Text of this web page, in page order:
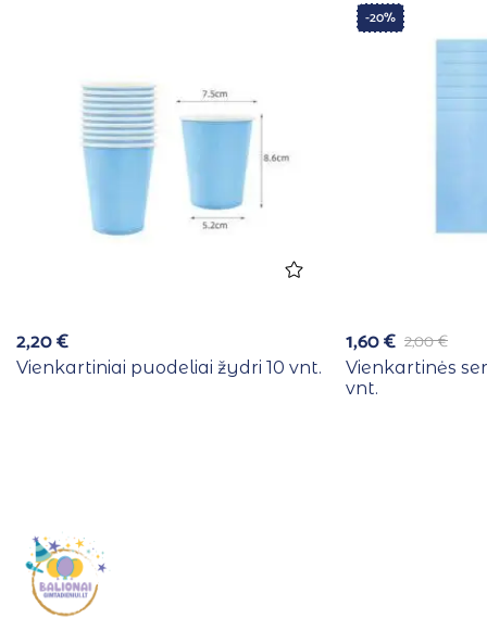
2,20€
Vienkartiniai puodeliai žydri 10 vnt.
-20%
2,00€
1,60€
Vienkartinės
vnt.